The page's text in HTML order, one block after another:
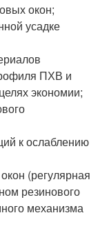
окон;
усадке
ПХВ и
экономии;
к ослаблению
(регулярная
резинового
механизма